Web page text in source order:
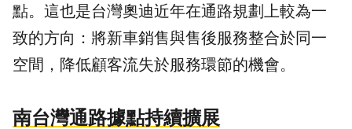
點。這也是台灣奧迪近年在通路規劃上較為一
致的方向：將新車銷售與售後服務整合於同一
空間，降低顧客流失於服務環節的機會。
南台灣通路據點持續擴展